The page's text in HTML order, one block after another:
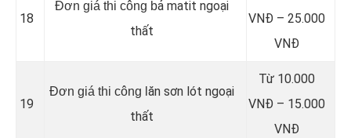
18
Đơn giá thi công bả matit ngoại
thất
VNĐ – 25.000
VNĐ
19
Đơn giá thi công l ăn sơn lót ngoại
thất
Từ 10.000
VNĐ – 15.000
VNĐ